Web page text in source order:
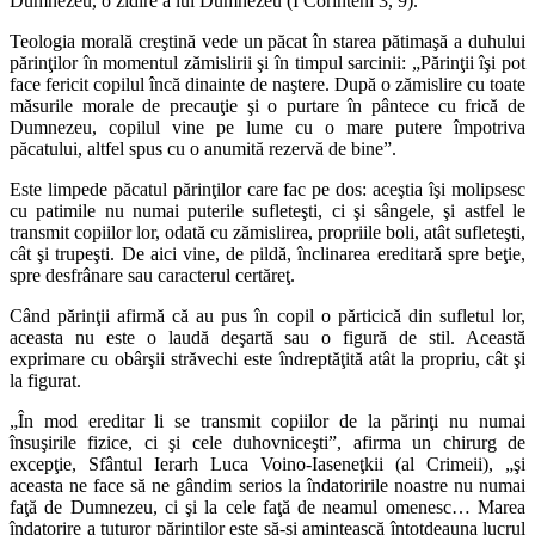
Teologia morală creştină vede un păcat în starea pătimaşă a duhului
părinţilor în momentul zămislirii şi în timpul sarcinii: „Părinţii îşi pot
face fericit copilul încă dinainte de naştere. După o zămislire cu toate
măsurile morale de precauţie şi o purtare în pântece cu frică de
Dumnezeu, copilul vine pe lume cu o mare putere împotriva
păcatului, altfel spus cu o anumită rezervă de bine”.
Este limpede păcatul părinţilor care fac pe dos: aceştia îşi molipsesc
cu patimile nu numai puterile sufleteşti, ci şi sângele, şi astfel le
transmit copiilor lor, odată cu zămislirea, propriile boli, atât sufleteşti,
cât şi trupeşti. De aici vine, de pildă, înclinarea ereditară spre beţie,
spre desfrânare sau caracterul certăreţ.
Când părinţii afirmă că au pus în copil o părticică din sufletul lor,
aceasta nu este o laudă deşartă sau o figură de stil. Această
exprimare cu obârşii străvechi este îndreptăţită atât la propriu, cât şi
la figurat.
„În mod ereditar li se transmit copiilor de la părinţi nu numai
însuşirile fizice, ci şi cele duhovniceşti”, afirma un chirurg de
excepţie, Sfântul Ierarh Luca Voino-Iaseneţkii (al Crimeii), „şi
aceasta ne face să ne gândim serios la îndatoririle noastre nu numai
faţă de Dumnezeu, ci şi la cele faţă de neamul omenesc… Marea
îndatorire a tuturor părinţilor este să-şi amintească întotdeauna lucrul